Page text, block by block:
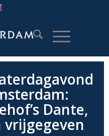
Dante,